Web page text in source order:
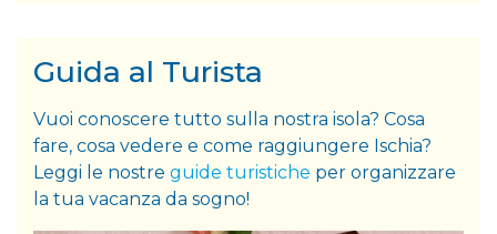
Guida al Turista
Vuoi conoscere tutto sulla nostra isola? Cosa
fare, cosa vedere e come raggiungere Ischia?
Leggi le nostre guide turistiche per organizzare
la tua vacanza da sogno!